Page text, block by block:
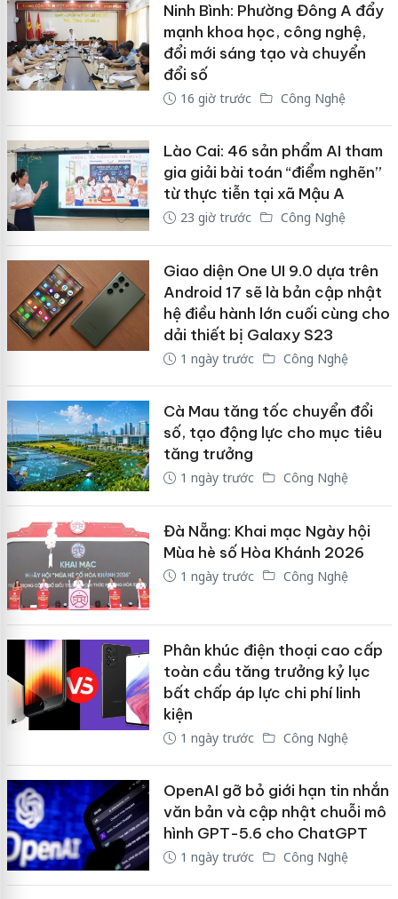
Ninh Bình: Phường Đông A đẩy
mạnh khoa học, công nghệ,
đổi mới sáng tạo và chuyển
đổi số
16 giờ trước Công Nghệ
Lào Cai: 46 sản phẩm AI tham
gia giải bài toán “điểm nghẽn”
từ thực tiễn tại xã Mậu A
23 giờ trước Công Nghệ
Giao diện One UI 9.0 dựa trên
Android 17 sẽ là bản cập nhật
hệ điều hành lớn cuối cùng cho
dải thiết bị Galaxy S23
1 ngày trước Công Nghệ
Cà Mau tăng tốc chuyển đổi
số, tạo động lực cho mục tiêu
tăng trưởng
1 ngày trước Công Nghệ
Đà Nẵng: Khai mạc Ngày hội
Mùa hè số Hòa Khánh 2026
1 ngày trước Công Nghệ
Phân khúc điện thoại cao cấp
toàn cầu tăng trưởng kỷ lục
bất chấp áp lực chi phí linh
kiện
1 ngày trước Công Nghệ
OpenAI gỡ bỏ giới hạn tin nhắn
văn bản và cập nhật chuỗi mô
hình GPT-5.6 cho ChatGPT
1 ngày trước Công Nghệ